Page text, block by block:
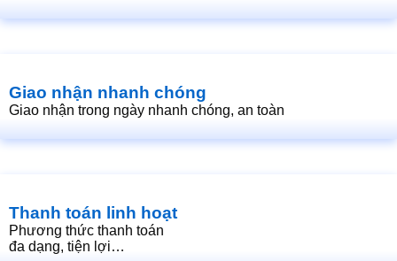
Giao nhận nhanh chóng
Giao nhận trong ngày nhanh chóng, an toàn
Thanh toán linh hoạt
Phương thức thanh toán
đa dạng, tiện lợi…